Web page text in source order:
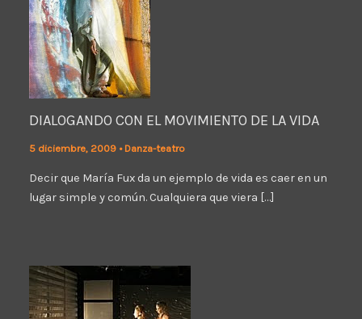
DIALOGANDO CON EL MOVIMIENTO DE LA VIDA
5 diciembre, 2009 • Danza-teatro
Decir que María Fux da un ejemplo de vida es caer en un
lugar simple y común. Cualquiera que viera […]